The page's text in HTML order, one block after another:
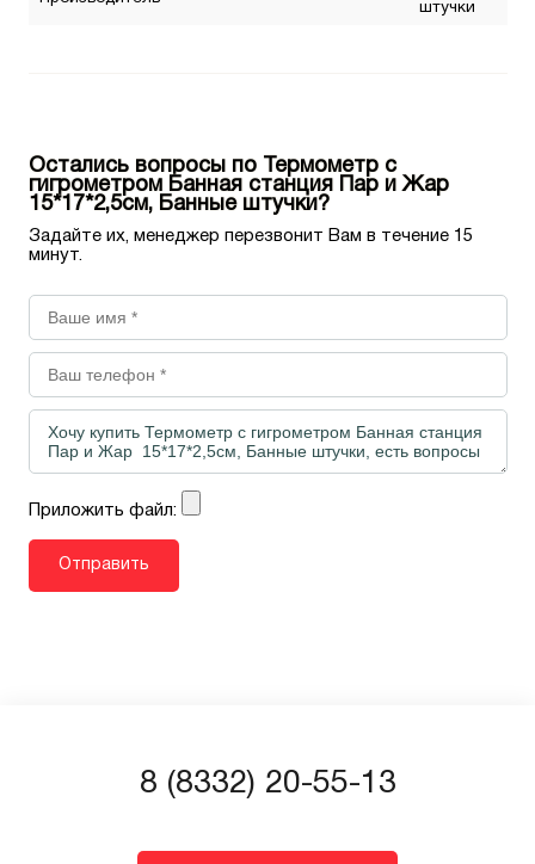
штучки
Остались вопросы по Термометр с
гигрометром Банная станция Пар и Жар
15*17*2,5см, Банные штучки?
Задайте их, менеджер перезвонит Вам в течение 15
минут.
Приложить файл:
8 (8332) 20-55-13